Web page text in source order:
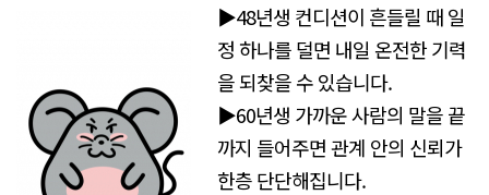
▶48년생 컨디션이 흔들릴 때 일
정 하나를 덜면 내일 온전한 기력
을 되찾을 수 있습니다.
▶60년생 가까운 사람의 말을 끝
까지 들어주면 관계 안의 신뢰가
한층 단단해집니다.